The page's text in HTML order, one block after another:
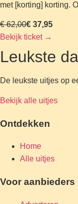
met [korting] korting.
€ 62,00€ 37,95
Bekijk ticket →
Leukste
De leukste uitjes op
Bekijk alle uitjes
Ontdekken
Home
Alle uitjes
Voor aanbieders